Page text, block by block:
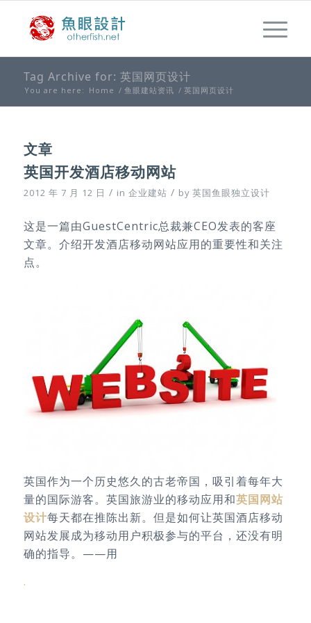
Tag Archive for: 英国网页设计
You are here: Home / 鱼眼建站资讯 / 英国网页设计
文章
英国开发酒店移动网站
2012 年 7 月 12 日 / in 企业建站 / by 英国鱼眼独立设计
这是一篇由GuestCentric总裁兼CEO发表的客座
文章。介绍开发酒店移动网站应用的重要性和关注
点。
英国作为一个历史悠久的古老帝国，吸引着每年大
量的国际游客。英国旅游业的移动应用和英国网站
设计每天都在推陈出新。但是如何让英国酒店移动
网站发展成为移动用户积极参与的平台，还没有明
确的指导。——用
.